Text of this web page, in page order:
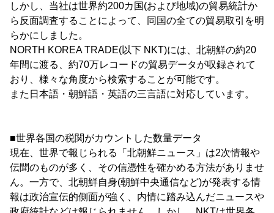
しかし、当社は世界約200カ国(および地域)の貿易統計か
ら反面調査することによって、同国の全ての貿易取引を明
らかにしました。
NORTH KOREA TRADE(以下 NKT)には、北朝鮮の約20
年間に渡る、約70万レコードの貿易データが収録されて
おり、様々な角度から検索することが可能です。
また日本語・朝鮮語・英語の三言語に対応しています。
■世界各国の税関がカウントした数量データ
現在、世界で報じられる「北朝鮮ニュース」は2次情報や
伝聞のものが多く、その信憑性を確かめる方法がありませ
ん。一方で、北朝鮮自身(朝鮮中央通信など)が発表する情
報は政治宣伝的側面が強く、内情に踏み込んだニュースや